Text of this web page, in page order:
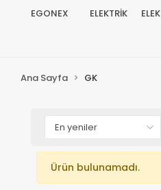
EGONEX ELEKTRİK
Ana Sayfa GK
Ürün bulunamadı.